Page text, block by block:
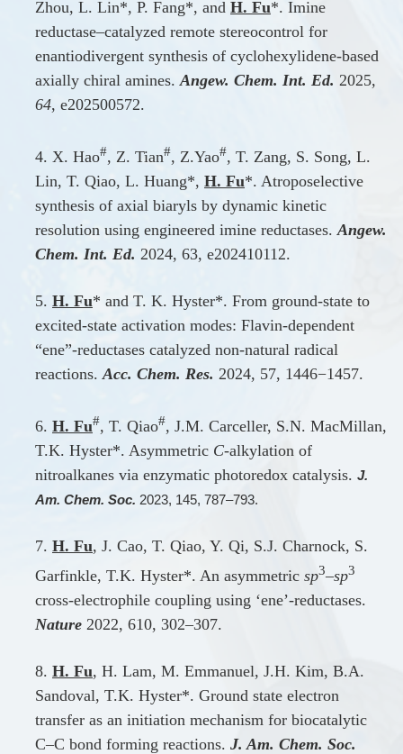
Zhou, L. Lin*, P. Fang*, and H. Fu*. Imine
reductase–catalyzed remote stereocontrol for
enantiodivergent synthesis of cyclohexylidene-based
axially chiral amines. Angew. Chem. Int. Ed. 2025,
64, e202500572.
4. X. Hao#, Z. Tian#, Z.Yao#, T. Zang, S. Song, L.
Lin, T. Qiao, L. Huang*, H. Fu*. Atroposelective
synthesis of axial biaryls by dynamic kinetic
resolution using engineered imine reductases. Angew.
Chem. Int. Ed. 2024, 63, e202410112.
5. H. Fu* and T. K. Hyster*. From ground-state to
excited-state activation modes: Flavin-dependent
“ene”-reductases catalyzed non-natural radical
reactions. Acc. Chem. Res. 2024, 57, 1446−1457.
6. H. Fu#, T. Qiao#, J.M. Carceller, S.N. MacMillan,
T.K. Hyster*. Asymmetric C-alkylation of
nitroalkanes via enzymatic photoredox catalysis. J.
Am. Chem. Soc. 2023, 145, 787–793.
7. H. Fu, J. Cao, T. Qiao, Y. Qi, S.J. Charnock, S.
Garfinkle, T.K. Hyster*. An asymmetric sp3–sp3
cross-electrophile coupling using ‘ene’-reductases.
Nature 2022, 610, 302–307.
8. H. Fu, H. Lam, M. Emmanuel, J.H. Kim, B.A.
Sandoval, T.K. Hyster*. Ground state electron
transfer as an initiation mechanism for biocatalytic
C–C bond forming reactions. J. Am. Chem. Soc.